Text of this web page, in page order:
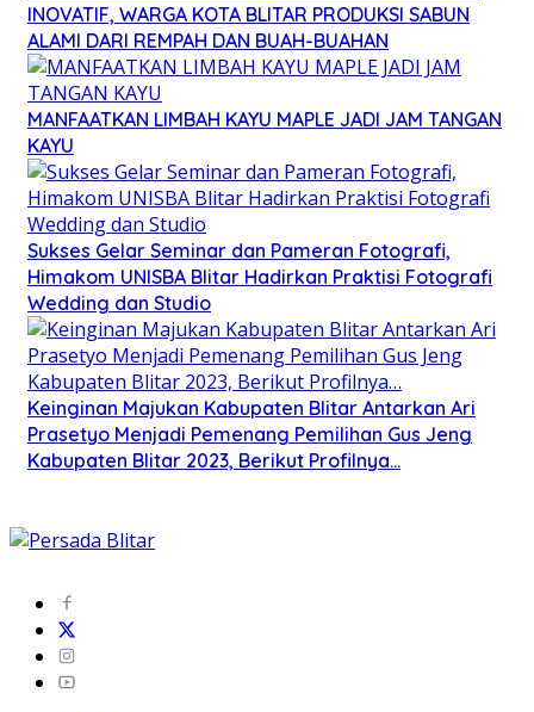
INOVATIF, WARGA KOTA BLITAR PRODUKSI SABUN
ALAMI DARI REMPAH DAN BUAH-BUAHAN
MANFAATKAN LIMBAH KAYU MAPLE JADI JAM TANGAN
KAYU
Sukses Gelar Seminar dan Pameran Fotografi,
Himakom UNISBA Blitar Hadirkan Praktisi Fotografi
Wedding dan Studio
Keinginan Majukan Kabupaten Blitar Antarkan Ari
Prasetyo Menjadi Pemenang Pemilihan Gus Jeng
Kabupaten Blitar 2023, Berikut Profilnya…